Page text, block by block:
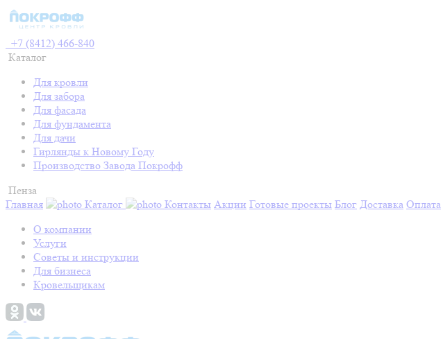
+7 (8412) 466-840
Каталог
Для кровли
Для забора
Для фасада
Для фундамента
Для дачи
Гирлянды к Новому Году
Производство Завода Покрофф
Пенза
Главная
Каталог Контакты Акции Готовые проекты Блог Доставка Оплата
О компании
Услуги
Советы и инструкции
Для бизнеса
Кровельщикам